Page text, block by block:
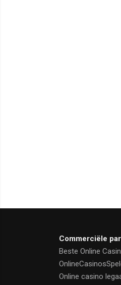
Commerciële
Beste Online
Online casino